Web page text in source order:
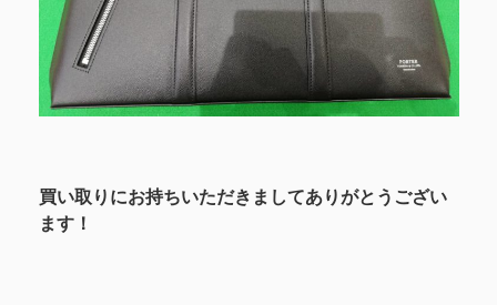
買い取りにお持ちいただきましてありがとうござい
ます！